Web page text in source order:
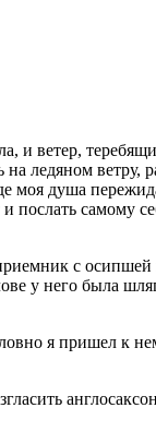
и ветер,
ледяном ветру,
моя душа
самому
с осипшей
у него была
я пришел к